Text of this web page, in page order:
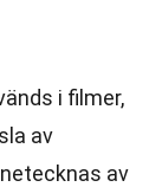
i filmer,
av
av